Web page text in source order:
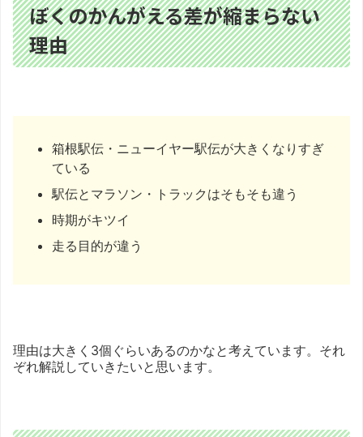
ぼくのかんがえる差が縮まらない
理由
箱根駅伝・ニューイヤー駅伝が大きくなりすぎ
ている
駅伝とマラソン・トラックはそもそも違う
時期がキツイ
走る目的が違う
理由は大きく3個ぐらいあるのかなと考えています。それ
ぞれ解説していきたいと思います。